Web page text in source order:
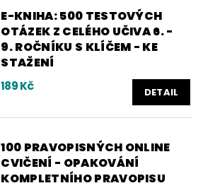
E-KNIHA: 500 TESTOVÝCH
OTÁZEK Z CELÉHO UČIVA 6. -
9. ROČNÍKU S KLÍČEM - KE
STAŽENÍ
189 Kč DETAIL
100 PRAVOPISNÝCH ONLINE
CVIČENÍ - OPAKOVÁNÍ
KOMPLETNÍHO PRAVOPISU